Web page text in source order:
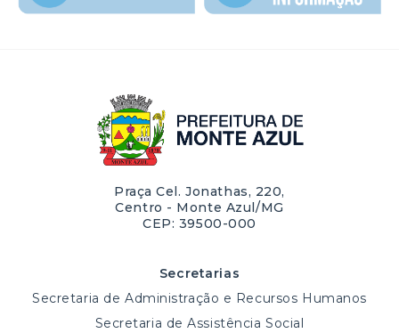
Praça Cel. Jonathas, 220,
Centro - Monte Azul/MG
CEP: 39500-000
Secretarias
Secretaria de Administração e Recursos Humanos
Secretaria de Assistência Social